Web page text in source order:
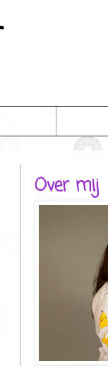
Over mij